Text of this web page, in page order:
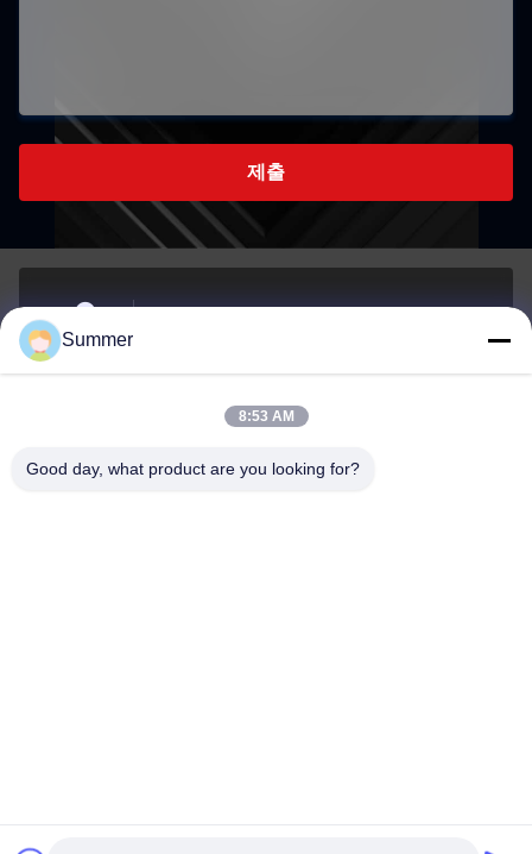
제출
주소
이메일
sale2@zhejiangyuhao.com
Summer
8:53 AM
Good day, what product are you looking for?